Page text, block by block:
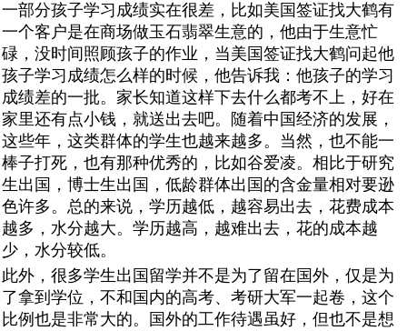
一部分孩子学习成绩实在很差，比如美国签证找大鹤有
一个客户是在商场做玉石翡翠生意的，他由于生意忙
碌，没时间照顾孩子的作业，当美国签证找大鹤问起他
孩子学习成绩怎么样的时候，他告诉我：他孩子的学习
成绩差的一批。家长知道这样下去什么都考不上，好在
家里还有点小钱，就送出去吧。随着中国经济的发展，
这些年，这类群体的学生也越来越多。当然，也不能一
棒子打死，也有那种优秀的，比如谷爱凌。相比于研究
生出国，博士生出国，低龄群体出国的含金量相对要逊
色许多。总的来说，学历越低，越容易出去，花费成本
越多，水分越大。学历越高，越难出去，花的成本越
少，水分较低。
此外，很多学生出国留学并不是为了留在国外，仅是为
了拿到学位，不和国内的高考、考研大军一起卷，这个
比例也是非常大的。国外的工作待遇虽好，但也不是想